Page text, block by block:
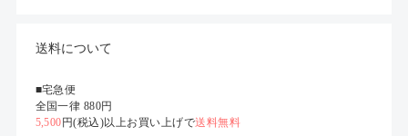
送料について
■宅急便
全国一律 880円
5,500 円(税込)以上お買い上げで送料無料